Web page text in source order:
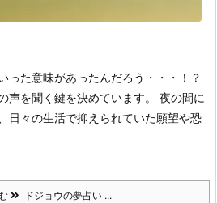
った意味があったんだろう・・・！？
を聞く鍵を決めています。
夜の間に
日々の生活で抑えられていた願望や恐
ドジョウの夢占い ...